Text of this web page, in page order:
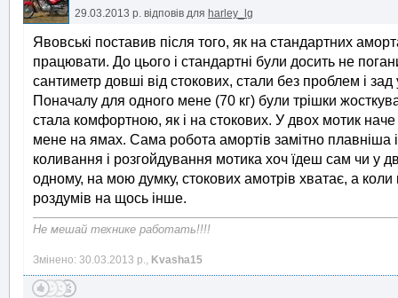
29.03.2013 р. відповів для harley_lg
Явовські поставив після того, як на стандартних
працювати. До цього і стандартні були досить не
сантиметр довші від стокових, стали без проблем і
Поначалу для одного мене (70 кг) були трішки
стала комфортною, як і на стокових. У двох мотик
мене на ямах. Сама робота амортів замітно плавніша
коливання і розгойдування мотика хоч їдеш сам чи у
одному, на мою думку, стокових амотрів хватає, а коли
роздумів на щось інше.
Не мешай технике работать!!!!
Змінено: 30.03.2013 р., Kvasha15